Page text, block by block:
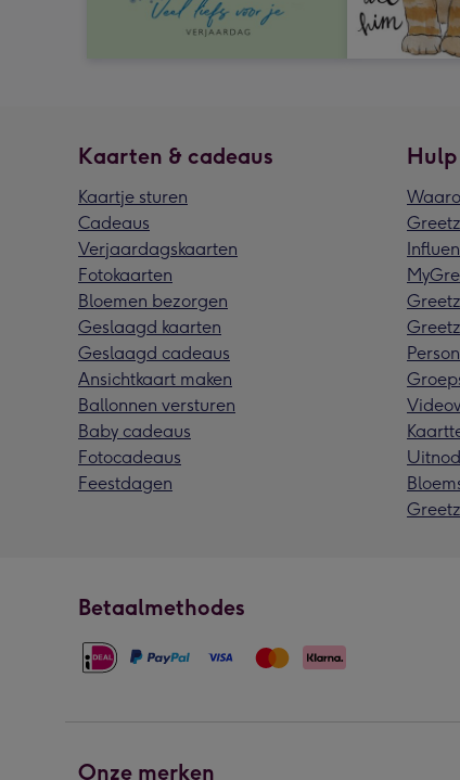
Kaarten & cadeaus
Kaartje sturen
Cadeaus
Verjaardagskaarten
Fotokaarten
Bloemen bezorgen
Geslaagd kaarten
Geslaagd cadeaus
Ansichtkaart maken
Ballonnen versturen
Baby cadeaus
Fotocadeaus
Feestdagen
Betaalmethodes
Onze merken